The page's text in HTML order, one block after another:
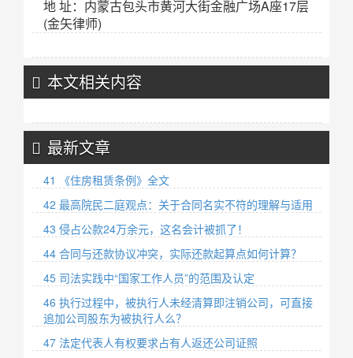
地 址：内蒙古包头市黄河大街金融广场A座17层
(金矢律师)
本文相关内容
最新文章
41 《住房租赁条例》全文
42 最高院民二庭观点：关于合同名实不符的理解与适用
43 侵占公款24万余元，这名会计被抓了！
44 合同与还款协议冲突，实际还款起算点如何计算？
45 司法实践中“国家工作人员”的范围及认定
46 执行过程中，被执行人未经清算即注销公司，可直接
追加公司股东为被执行人么？
47 法定代表人有权要求占有人返还公司证照